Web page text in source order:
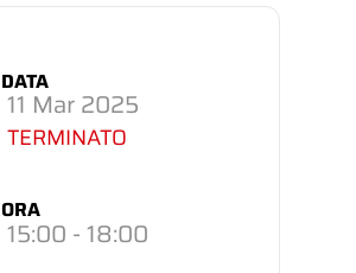
DATA
11 Mar 2025
TERMINATO
ORA
15:00 - 18:00